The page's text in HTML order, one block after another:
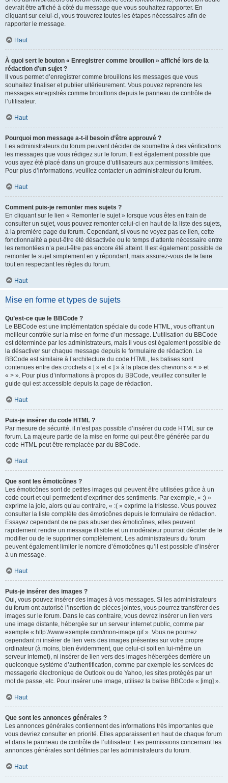
devrait être affiché à côté du message que vous souhaitez rapporter. En
cliquant sur celui-ci, vous trouverez toutes les étapes nécessaires afin de
rapporter le message.
Haut
À quoi sert le bouton « Enregistrer comme brouillon » affiché lors de la
rédaction d’un sujet ?
Il vous permet d’enregistrer comme brouillons les messages que vous
souhaitez finaliser et publier ultérieurement. Vous pouvez reprendre les
messages enregistrés comme brouillons depuis le panneau de contrôle de
l’utilisateur.
Haut
Pourquoi mon message a-t-il besoin d’être approuvé ?
Les administrateurs du forum peuvent décider de soumettre à des vérifications
les messages que vous rédigez sur le forum. Il est également possible que
vous ayez été placé dans un groupe d’utilisateurs aux permissions limitées.
Pour plus d’informations, veuillez contacter un administrateur du forum.
Haut
Comment puis-je remonter mes sujets ?
En cliquant sur le lien « Remonter le sujet » lorsque vous êtes en train de
consulter un sujet, vous pouvez remonter celui-ci en haut de la liste des sujets,
à la première page du forum. Cependant, si vous ne voyez pas ce lien, cette
fonctionnalité a peut-être été désactivée ou le temps d’attente nécessaire entre
les remontées n’a peut-être pas encore été atteint. Il est également possible de
remonter le sujet simplement en y répondant, mais assurez-vous de le faire
tout en respectant les règles du forum.
Haut
Mise en forme et types de sujets
Qu’est-ce que le BBCode ?
Le BBCode est une implémentation spéciale du code HTML, vous offrant un
meilleur contrôle sur la mise en forme d’un message. L’utilisation du BBCode
est déterminée par les administrateurs, mais il vous est également possible de
la désactiver sur chaque message depuis le formulaire de rédaction. Le
BBCode est similaire à l’architecture du code HTML, les balises sont
contenues entre des crochets « [ » et « ] » à la place des chevrons « < » et
« > ». Pour plus d’informations à propos du BBCode, veuillez consulter le
guide qui est accessible depuis la page de rédaction.
Haut
Puis-je insérer du code HTML ?
Par mesure de sécurité, il n’est pas possible d’insérer du code HTML sur ce
forum. La majeure partie de la mise en forme qui peut être générée par du
code HTML peut être remplacée par du BBCode.
Haut
Que sont les émoticônes ?
Les émoticônes sont de petites images qui peuvent être utilisées grâce à un
code court et qui permettent d’exprimer des sentiments. Par exemple, « :) »
exprime la joie, alors qu’au contraire, « :( » exprime la tristesse. Vous pouvez
consulter la liste complète des émoticônes depuis le formulaire de rédaction.
Essayez cependant de ne pas abuser des émoticônes, elles peuvent
rapidement rendre un message illisible et un modérateur pourrait décider de le
modifier ou de le supprimer complètement. Les administrateurs du forum
peuvent également limiter le nombre d’émoticônes qu’il est possible d’insérer
à un message.
Haut
Puis-je insérer des images ?
Oui, vous pouvez insérer des images à vos messages. Si les administrateurs
du forum ont autorisé l’insertion de pièces jointes, vous pourrez transférer des
images sur le forum. Dans le cas contraire, vous devrez insérer un lien vers
une image distante, hébergée sur un serveur internet public, comme par
exemple « http://www.exemple.com/mon-image.gif ». Vous ne pourrez
cependant ni insérer de lien vers des images présentes sur votre propre
ordinateur (à moins, bien évidemment, que celui-ci soit en lui-même un
serveur internet), ni insérer de lien vers des images hébergées derrière un
quelconque système d’authentification, comme par exemple les services de
messagerie électronique de Outlook ou de Yahoo, les sites protégés par un
mot de passe, etc. Pour insérer une image, utilisez la balise BBCode « [img] ».
Haut
Que sont les annonces générales ?
Les annonces générales contiennent des informations très importantes que
vous devriez consulter en priorité. Elles apparaissent en haut de chaque forum
et dans le panneau de contrôle de l’utilisateur. Les permissions concernant les
annonces générales sont définies par les administrateurs du forum.
Haut